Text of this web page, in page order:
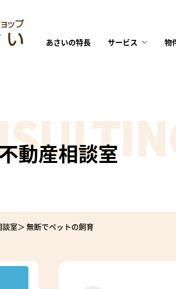
あさいの特長 サービス
不動産管理
物
動産相談室
談室 無断でペットの飼育
持ちの方にも読んでいただきたいので、質問と回答
話にてお問い合わせくださいますよう、よろしくお
相